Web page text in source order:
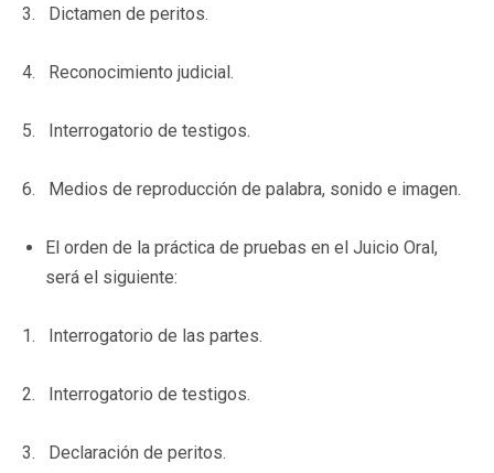
3. Dictamen de peritos.
4. Reconocimiento judicial.
5. Interrogatorio de testigos.
6. Medios de reproducción de palabra, sonido e imagen.
El orden de la práctica de pruebas en el Juicio Oral,
será el siguiente:
1. Interrogatorio de las partes.
2. Interrogatorio de testigos.
3. Declaración de peritos.